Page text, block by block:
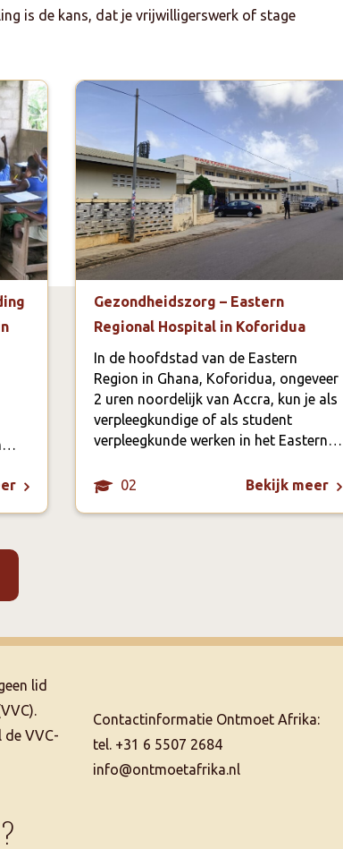
is de kans, dat je vrijwilligerswerk of stage
Gezondheidszorg – Eastern
Regional Hospital in Koforidua
In de hoofdstad van de Eastern
Region in Ghana, Koforidua, ongeveer
2 uren noordelijk van Accra, kun je als
verpleegkundige of als student
verpleegkunde werken in het Eastern…
02 Bekijk meer
lid
VVC-
Contactinformatie Ontmoet Afrika:
tel. +31 6 5507 2684
info@ontmoetafrika.nl